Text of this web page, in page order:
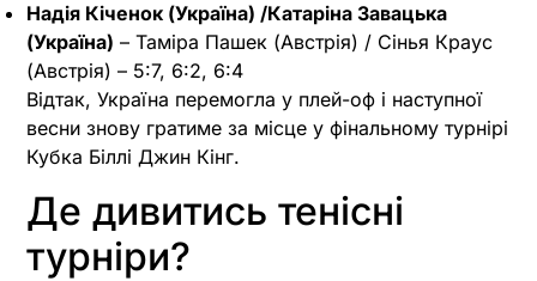
Надія Кіченок (Україна) /Катаріна Завацька
(Україна) – Таміра Пашек (Австрія) / Сінья Краус
(Австрія) – 5:7, 6:2, 6:4
Відтак, Україна перемогла у плей-оф і наступної
весни знову гратиме за місце у фінальному турнірі
Кубка Біллі Джин Кінг.
Де дивитись тенісні
турніри?